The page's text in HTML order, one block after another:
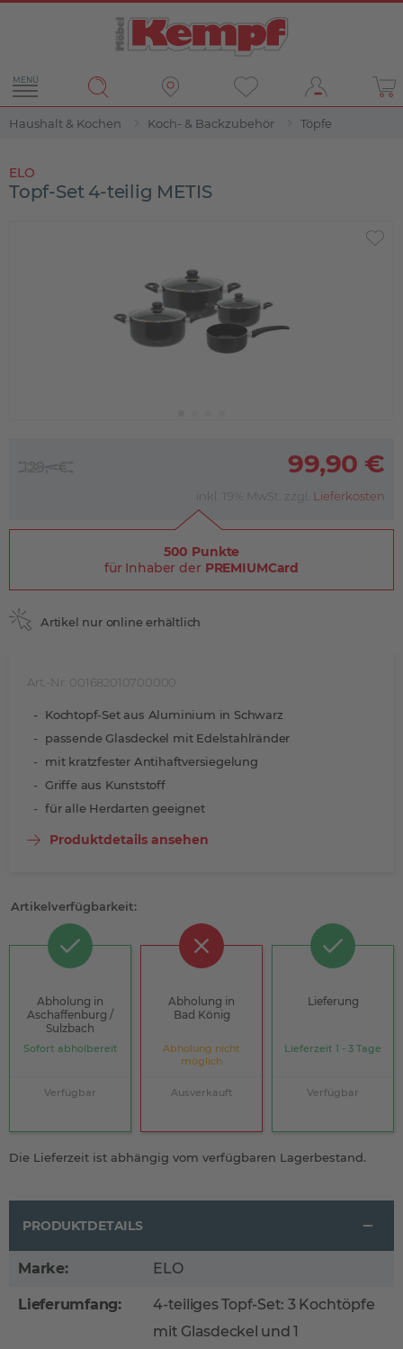
MENÜ
Haushalt & Kochen Koch- & Backzubehör Töpfe
ELO
Topf-Set 4-teilig METIS
Art.-Nr. 001682010700000
Kochtopf-Set aus Aluminium in Schwarz
passende Glasdeckel mit Edelstahlränder
mit kratzfester Antihaftversiegelung
Griffe aus Kunststoff
für alle Herdarten geeignet
Produktdetails ansehen
Artikelverfügbarkeit:
Abholung in
Aschaffenburg /
Sulzbach
Sofort abholbereit
Verfügbar
Abholung in
Bad König
Abholung nicht
möglich
Ausverkauft
Lieferung
Lieferzeit 1 - 3 Tage
Verfügbar
Die Lieferzeit ist abhängig vom verfügbaren Lagerbestand.
99,90 €
129,- €
inkl. 19% MwSt. zzgl. Lieferkosten
500 Punkte
für Inhaber der PREMIUMCard
Artikel nur online erhältlich
PRODUKTDETAILS
Marke: ELO
Lieferumfang:
4-teiliges Topf-Set: 3 Kochtöpfe
mit Glasdeckel und 1